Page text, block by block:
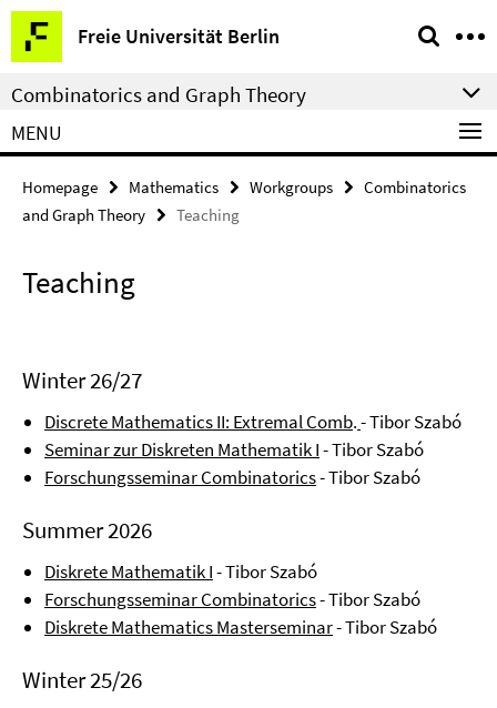
Springe
direkt
zu
Inhalt
Freie Universität Berlin
Service
Navigation
Combinatorics and Graph Theory
MENU
Homepage Mathematics Workgroups
Combinatorics
and Graph Theory
Teaching
Teaching
Winter 26/27
Discrete Mathematics II: Extremal Comb.- Tibor Szabó
Seminar zur Diskreten Mathematik I- Tibor Szabó
Forschungsseminar Combinatorics- Tibor Szabó
Summer 2026
Diskrete Mathematik I- Tibor Szabó
Forschungsseminar Combinatorics- Tibor Szabó
Diskrete Mathematics Masterseminar- Tibor Szabó
Winter 25/26